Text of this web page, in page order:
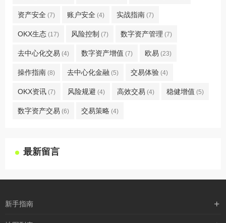
资产安全 (7) 账户安全 (4) 实战指南 (7)
OKX生态 (17) 风险控制 (7) 数字资产管理 (7)
去中心化交易 (4) 数字资产增值 (7) 欧易 (23)
操作指南 (8) 去中心化金融 (5) 交易体验 (4)
OKX资讯 (7) 风险规避 (4) 高效交易 (4) 稳健增值 (5)
数字资产交易 (6) 交易策略 (4)
最新留言
新手指南
购买流程